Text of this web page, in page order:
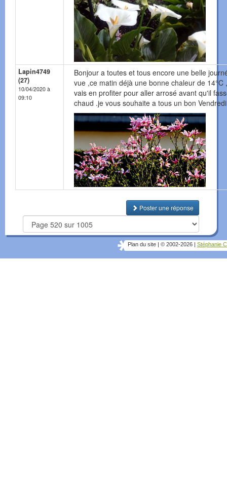
Lapin4749
(27)
10/04/2020 à
09:10
Bonjour a toutes et tous encore une belle
vue ,ce matin déjà une bonne chaleur de 14°C
vais en profiter pour aller arrosé avant qu'il
chaud .je vous souhaite a tous un bon
Poster une réponse
Plan du site © 2002-2026 Stéphanie C